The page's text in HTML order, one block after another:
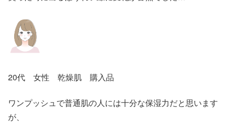
20代 女性 乾燥肌 購入品
ワンプッシュで普通肌の人には十分な保湿力だと思います
が、